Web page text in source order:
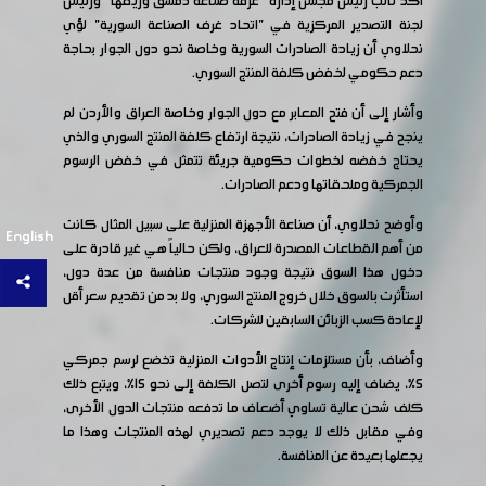
English
لجنة التصدير المركزية في "اتحاد غرف الصناعة السورية" لؤي
نحلاوي أن زيادة الصادرات السورية وخاصة نحو دول الجوار بحاجة
دعم حكومي لخفض كلفة المنتج السوري.
وأشار إلى أن فتح المعابر مع دول الجوار وخاصة العراق والأردن لم
ينجح في زيادة الصادرات، نتيجة ارتفاع كلفة المنتج السوري والذي
يحتاج خفضه لخطوات حكومية جريئة تتمثل في خفض الرسوم
الجمركية وملحقاتها ودعم الصادرات.
وأوضح نحلاوي، أن صناعة الأجهزة المنزلية على سبيل المثال كانت
من أهم القطاعات المصدرة للعراق، ولكن حالياً هي غير قادرة على
دخول هذا السوق نتيجة وجود منتجات منافسة من عدة دول،
استأثرت بالسوق خلال خروج المنتج السوري، ولا بد من تقديم سعر أقل
لإعادة كسب الزبائن السابقين للشركات.
وأضاف، بأن مستلزمات إنتاج الأدوات المنزلية تخضع لرسم جمركي
5%، يضاف إليه رسوم أخرى لتصل الكلفة إلى نحو 15%، ويتبع ذلك
كلف شحن عالية تساوي أضعاف ما تدفعه منتجات الدول الأخرى،
وفي مقابل ذلك لا يوجد دعم تصديري لهذه المنتجات وهذا ما
يجعلها بعيدة عن المنافسة.